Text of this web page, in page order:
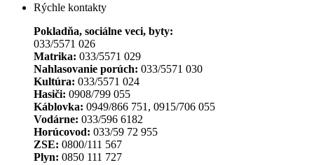
Rýchle kontakty
Pokladňa, sociálne veci, byty:
033/5571 026
Matrika: 033/5571 029
Nahlasovanie porúch: 033/5571 030
Kultúra: 033/5571 024
Hasiči: 0908/799 055
Káblovka: 0949/866 751, 0915/706 055
Vodárne: 033/596 6182
Horúcovod: 033/59 72 955
ZSE: 0800/111 567
Plyn: 0850 111 727